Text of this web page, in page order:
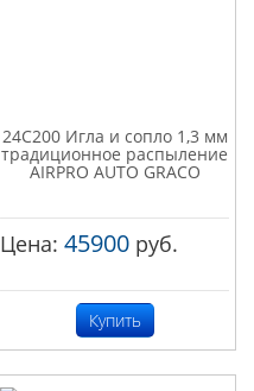
24C200 Игла и сопло 1,3 мм
традиционное распыление
AIRPRO AUTO GRACO
Цена:45900 руб.
Купить